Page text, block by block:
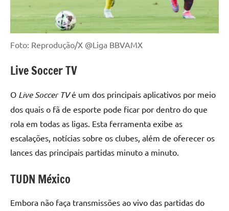
Foto: Reprodução/X @Liga BBVAMX
Live Soccer TV
O Live Soccer TVé um dos principais aplicativos por meio
dos quais o fã de esporte pode ficar por dentro do que
rola em todas as ligas. Esta ferramenta exibe as
escalações, notícias sobre os clubes, além de oferecer os
lances das principais partidas minuto a minuto.
TUDN México
Embora não faça transmissões ao vivo das partidas do